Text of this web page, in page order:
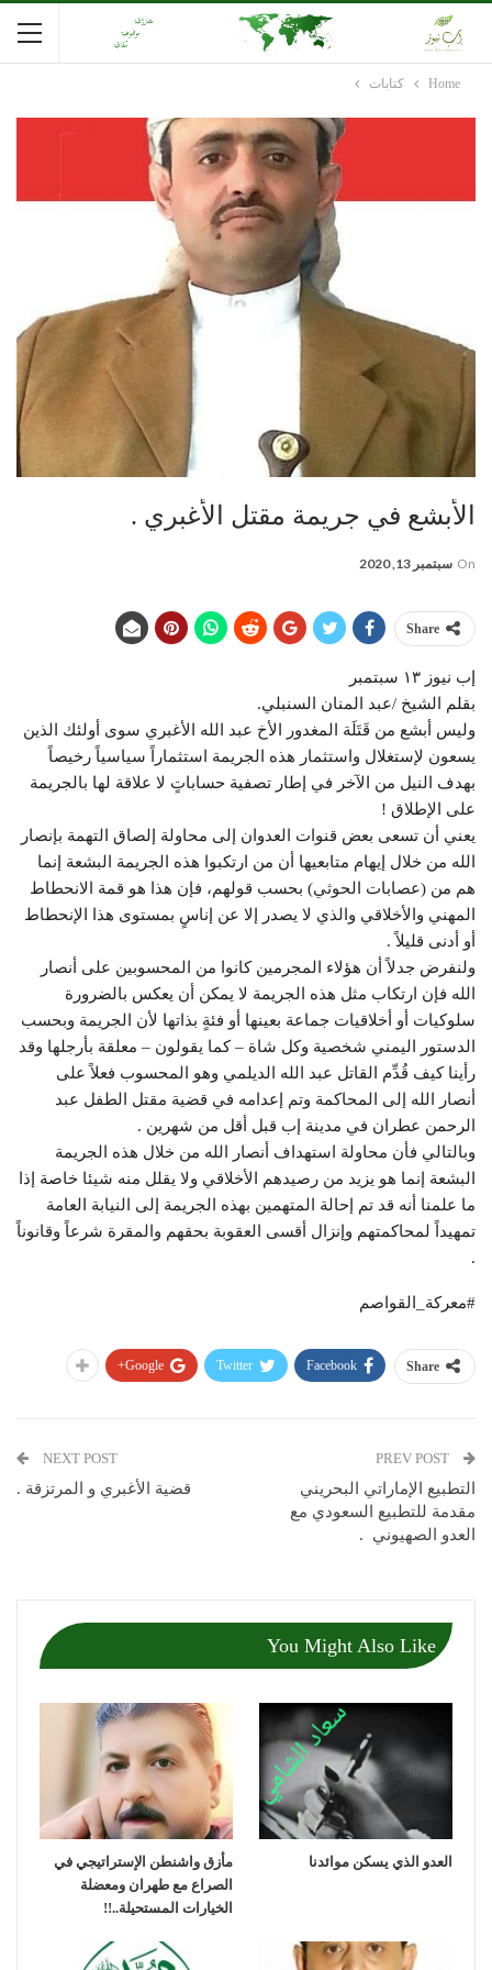
Home كتابات
الأبشع في جريمة مقتل الأغبري .
On سبتمبر 13, 2020
Share
إب نيوز ١٣ سبتمبر
بقلم الشيخ /عبد المنان السنبلي.
وليس أبشع من قَتَلَة المغدور الأخ عبد الله الأغبري سوى أولئك الذين
يسعون لإستغلال واستثمار هذه الجريمة استثماراً سياسياً رخيصاً
بهدف النيل من الآخر في إطار تصفية حساباتٍ لا علاقة لها بالجريمة
على الإطلاق !
يعني أن تسعى بعض قنوات العدوان إلى محاولة إلصاق التهمة بإنصار
الله من خلال إيهام متابعيها أن من ارتكبوا هذه الجريمة البشعة إنما
هم من (عصابات الحوثي) بحسب قولهم، فإن هذا هو قمة الانحطاط
المهني والأخلاقي والذي لا يصدر إلا عن إناسٍ بمستوى هذا الإنحطاط
أو أدنى قليلاً .
ولنفرض جدلاً أن هؤلاء المجرمين كانوا من المحسوبين على أنصار
الله فإن ارتكاب مثل هذه الجريمة لا يمكن أن يعكس بالضرورة
سلوكيات أو أخلاقيات جماعة بعينها أو فئةٍ بذاتها لأن الجريمة وبحسب
الدستور اليمني شخصية وكل شاة – كما يقولون – معلقة بأرجلها وقد
رأينا كيف قُدِّم القاتل عبد الله الديلمي وهو المحسوب فعلاً على
أنصار الله إلى المحاكمة وتم إعدامه في قضية مقتل الطفل عبد
الرحمن عطران في مدينة إب قبل أقل من شهرين .
وبالتالي فأن محاولة استهداف أنصار الله من خلال هذه الجريمة
البشعة إنما هو يزيد من رصيدهم الأخلاقي ولا يقلل منه شيئا خاصة إذا
ما علمنا أنه قد تم إحالة المتهمين بهذه الجريمة إلى النيابة العامة
تمهيداً لمحاكمتهم وإنزال أقسى العقوبة بحقهم والمقرة شرعاً وقانوناً
.
#معركة_القواصم
Share
Facebook
Twitter
Google+
التطبيع الإماراتي البحريني
مقدمة للتطبيع السعودي مع
العدو الصهيوني .
NEXT POST
قضية الأغبري و المرتزقة .
You Might Also Like
العدو الذي يسكن موائدنا
مأزق واشنطن الإستراتيجي في
الصراع مع طهران ومعضلة
الخيارات المستحيلة..!!